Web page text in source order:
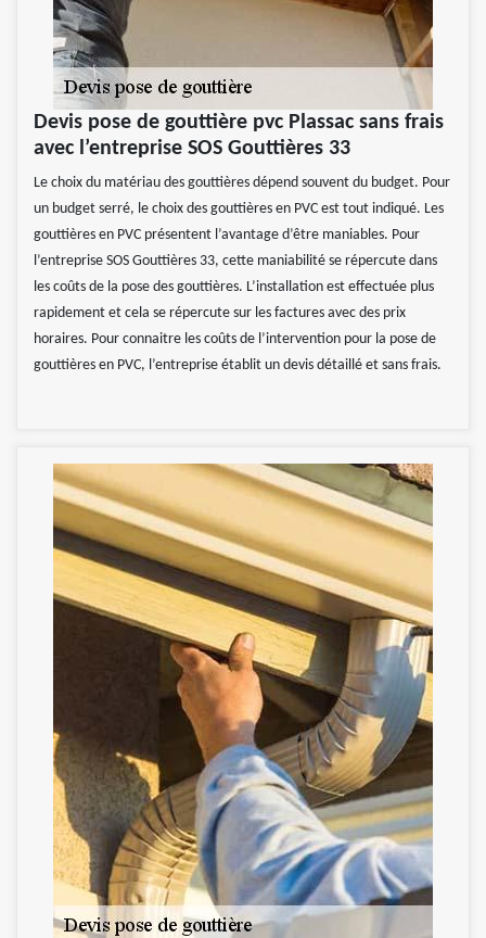
Devis pose de gouttière pvc Plassac sans frais
avec l’entreprise SOS Gouttières 33
Le choix du matériau des gouttières dépend souvent du budget. Pour
un budget serré, le choix des gouttières en PVC est tout indiqué. Les
gouttières en PVC présentent l’avantage d’être maniables. Pour
l’entreprise SOS Gouttières 33, cette maniabilité se répercute dans
les coûts de la pose des gouttières. L’installation est effectuée plus
rapidement et cela se répercute sur les factures avec des prix
horaires. Pour connaitre les coûts de l’intervention pour la pose de
gouttières en PVC, l’entreprise établit un devis détaillé et sans frais.